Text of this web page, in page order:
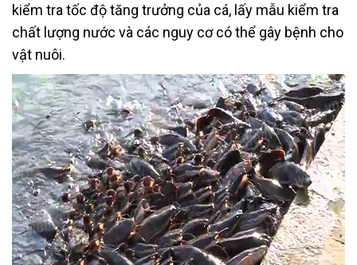
kiểm tra tốc độ tăng trưởng của cá, lấy mẫu kiểm tra
chất lượng nước và các nguy cơ có thể gây bệnh cho
vật nuôi.